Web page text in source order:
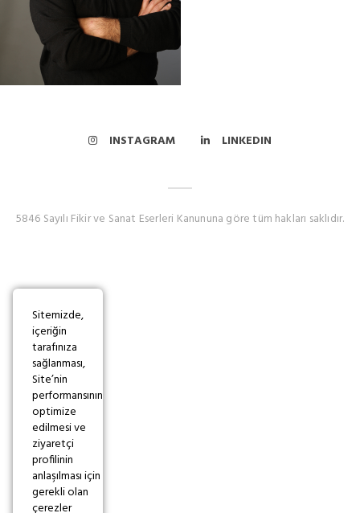
INSTAGRAM LINKEDIN
5846 Sayılı Fikir ve Sanat Eserleri Kanununa göre tüm hakları saklıdır.
Sitemizde,
içeriğin
tarafınıza
sağlanması,
Site’nin
performansının
optimize
edilmesi ve
ziyaretçi
profilinin
anlaşılması için
gerekli olan
çerezler